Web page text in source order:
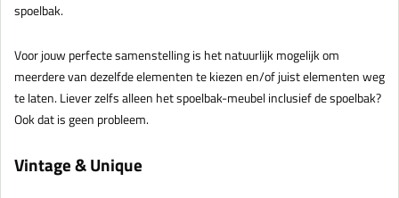
spoelbak.
Voor jouw perfecte samenstelling is het natuurlijk mogelijk om
meerdere van dezelfde elementen te kiezen en/of juist elementen weg
te laten. Liever zelfs alleen het spoelbak-meubel inclusief de spoelbak?
Ook dat is geen probleem.
Vintage & Unique